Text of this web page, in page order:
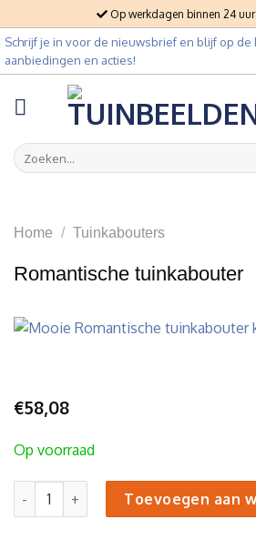
to
content
Op werkdagen binnen 24 uur
Schrijf je in voor de nieuwsbrief en blijf op de
aanbiedingen en acties!
Zoeken
naar:
Home / Tuinkabouters
Romantische tuinkabouter
€58,08
Op voorraad
Romantische tuinkabouter aantal
Toevoegen aan